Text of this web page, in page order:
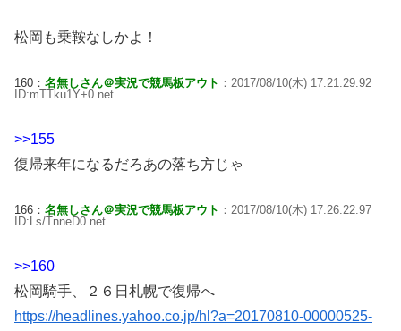
松岡も乗鞍なしかよ！
160： 名無しさん＠実況で競馬板アウト ：2017/08/10(木) 17:21:29.92
ID:mTTku1Y+0.net
>>155
復帰来年になるだろあの落ち方じゃ
166： 名無しさん＠実況で競馬板アウト ：2017/08/10(木) 17:26:22.97
ID:Ls/TnneD0.net
>>160
松岡騎手、２６日札幌で復帰へ
https://headlines.yahoo.co.jp/hl?a=20170810-00000525-